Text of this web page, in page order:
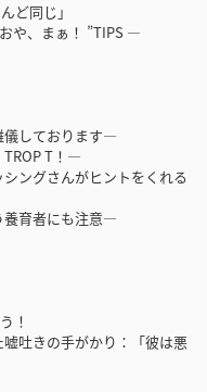
ど同じ」
や、まぁ！ ”TIPS ―
儀しております―
TROP T！―
ングさんがヒントをくれる
養育者にも注意―
！
吐きの手がかり：「彼は悪